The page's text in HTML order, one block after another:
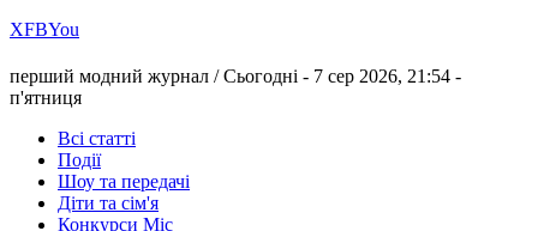
ХFBYou
перший модний журнал /Сьогодні - 7 сер 2026, 21:54 -
п'ятниця
Всі статті
Події
Шоу та передачі
Діти та сім'я
Конкурси Міс